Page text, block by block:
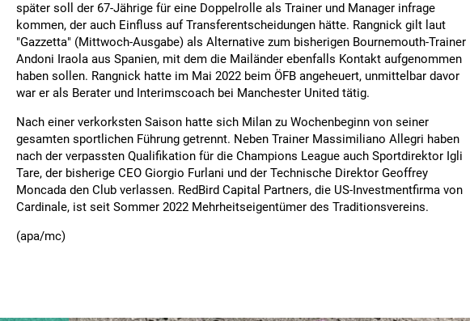
später soll der 67-Jährige für eine Doppelrolle als Trainer und Manager infrage
kommen, der auch Einfluss auf Transferentscheidungen hätte. Rangnick gilt laut
"Gazzetta" (Mittwoch-Ausgabe) als Alternative zum bisherigen Bournemouth-Trainer
Andoni Iraola aus Spanien, mit dem die Mailänder ebenfalls Kontakt aufgenommen
haben sollen. Rangnick hatte im Mai 2022 beim ÖFB angeheuert, unmittelbar davor
war er als Berater und Interimscoach bei Manchester United tätig.
Nach einer verkorksten Saison hatte sich Milan zu Wochenbeginn von seiner
gesamten sportlichen Führung getrennt. Neben Trainer Massimiliano Allegri haben
nach der verpassten Qualifikation für die Champions League auch Sportdirektor Igli
Tare, der bisherige CEO Giorgio Furlani und der Technische Direktor Geoffrey
Moncada den Club verlassen. RedBird Capital Partners, die US-Investmentfirma von
Cardinale, ist seit Sommer 2022 Mehrheitseigentümer des Traditionsvereins.
(apa/mc)